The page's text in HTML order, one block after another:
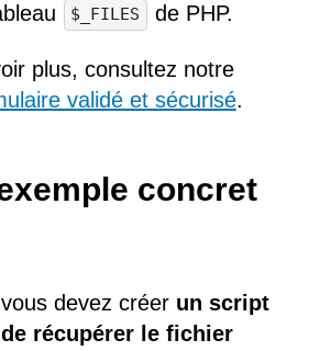
$_FILES de PHP.
plus, consultez notre
validé et sécurisé.
concret
devez créer un script
récupérer le fichier